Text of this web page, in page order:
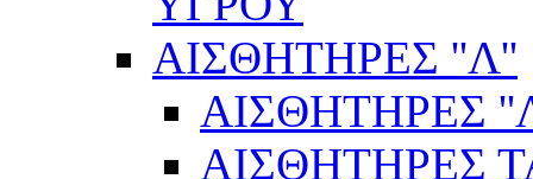
ΑΙΣΘΗΤΗΡΕΣ ''Λ''
ΑΙΣΘΗΤΗΡEΣ
ΑΙΣΘΗΤΗΡEΣ